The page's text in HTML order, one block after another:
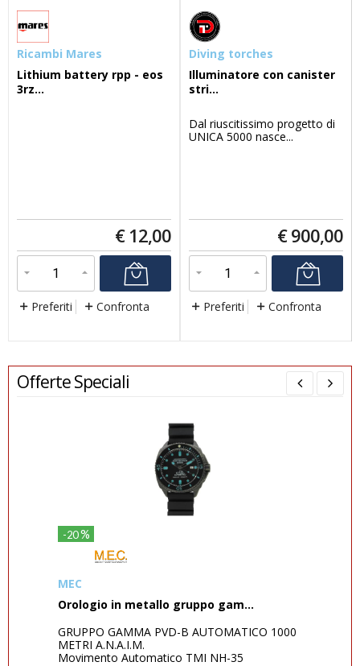
Ricambi Mares
Lithium battery rpp - eos
3rz...
€ 12,00
Preferiti Confronta
Diving torches
Illuminatore con canister
stri...
Dal riuscitissimo progetto di
UNICA 5000 nasce...
€ 900,00
Preferiti Confronta
Offerte Speciali
-20%
MEC
Orologio in metallo gruppo gam...
GRUPPO GAMMA PVD-B AUTOMATICO 1000
METRI A.N.A.I.M.
Movimento Automatico TMI NH-35